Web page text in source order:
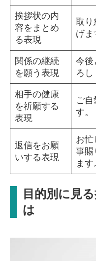
挨拶状の内
容をまとめ
る表現
取り
げま
関係の継続
を願う表現
今後
ろし
相手の健康
を祈願する
表現
ご
す。
返信をお願
いする表現
お忙
事賜
ます
目的別に見
は